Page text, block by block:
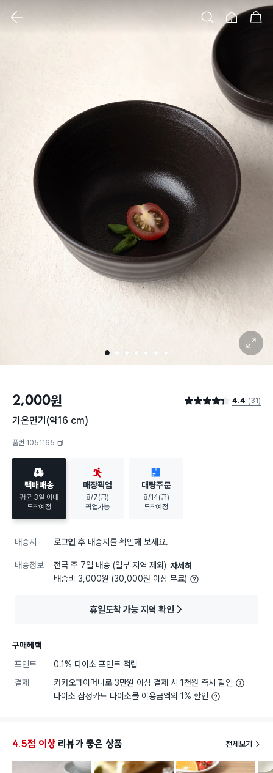
1 2 3 4 5 6 7
확대 보기
2,000원 별점 4.4점 4.4 (31)
가온면기(약16 cm)
품번 1051165
택배배송
평균 3일 이내
도착예정
매장픽업
8/7(금)
픽업가능
대량주문
8/14(금)
도착예정
배송지 로그인 후 배송지를 확인해 보세요.
배송정보 전국 주 7일 배송 (일부 지역 제외) 자세히
배송비 3,000원 (30,000원 이상 무료)
휴일도착 가능 지역 확인
구매혜택
포인트
0.1% 다이소 포인트 적립
결제
카카오페이머니로 3만원 이상 결제 시 1천원 즉시 할인
다이소 삼성카드 다이소몰 이용금액의 1% 할인
4.5점 이상 리뷰가 좋은 상품 전체보기